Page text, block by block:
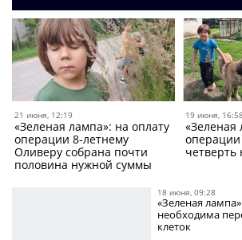
21 июня, 12:19
«Зеленая лампа»: на оплату
операции 8-летнему
Оливеру собрана почти
половина нужной суммы
19 июня, 16:58
«Зеленая
18 июня, 09:28
«Зеленая
необходима
клеток